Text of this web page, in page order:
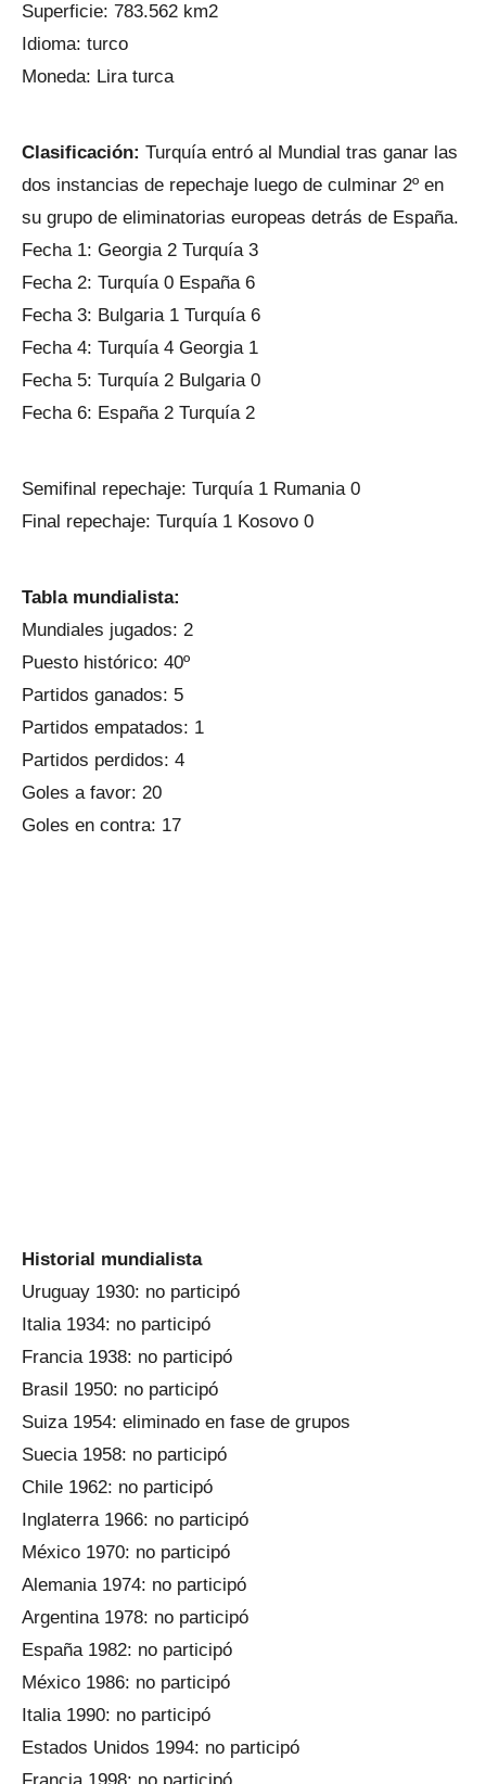
Superficie: 783.562 km2
Idioma: turco
Moneda: Lira turca
Clasificación: Turquía entró al Mundial tras ganar las
dos instancias de repechaje luego de culminar 2º en
su grupo de eliminatorias europeas detrás de España.
Fecha 1: Georgia 2 Turquía 3
Fecha 2: Turquía 0 España 6
Fecha 3: Bulgaria 1 Turquía 6
Fecha 4: Turquía 4 Georgia 1
Fecha 5: Turquía 2 Bulgaria 0
Fecha 6: España 2 Turquía 2
Semifinal repechaje: Turquía 1 Rumania 0
Final repechaje: Turquía 1 Kosovo 0
Tabla mundialista:
Mundiales jugados: 2
Puesto histórico: 40º
Partidos ganados: 5
Partidos empatados: 1
Partidos perdidos: 4
Goles a favor: 20
Goles en contra: 17
Historial mundialista
Uruguay 1930: no participó
Italia 1934: no participó
Francia 1938: no participó
Brasil 1950: no participó
Suiza 1954: eliminado en fase de grupos
Suecia 1958: no participó
Chile 1962: no participó
Inglaterra 1966: no participó
México 1970: no participó
Alemania 1974: no participó
Argentina 1978: no participó
España 1982: no participó
México 1986: no participó
Italia 1990: no participó
Estados Unidos 1994: no participó